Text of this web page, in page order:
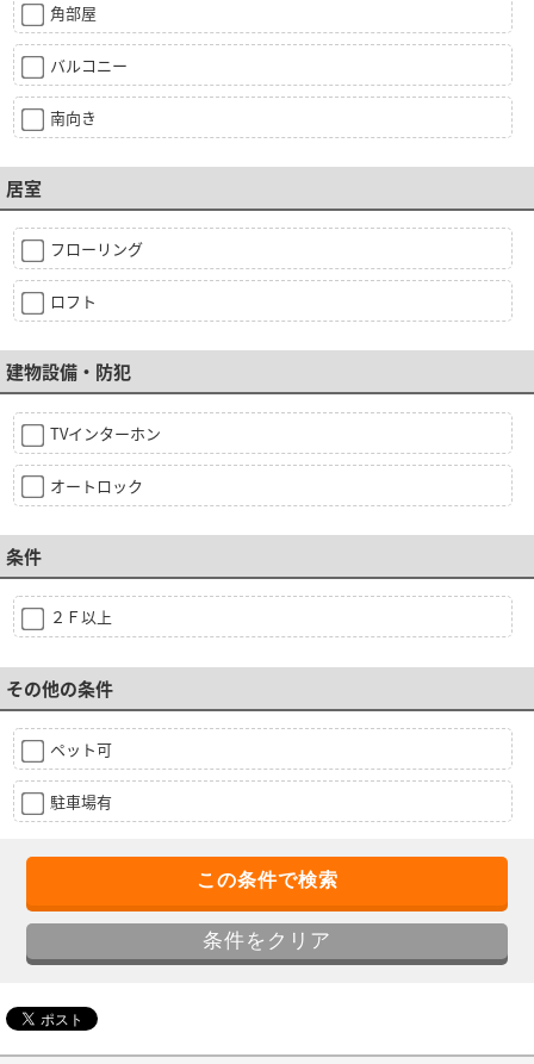
角部屋
バルコニー
南向き
居室
フローリング
ロフト
建物設備・防犯
TVインターホン
オートロック
条件
２Ｆ以上
その他の条件
ペット可
駐車場有